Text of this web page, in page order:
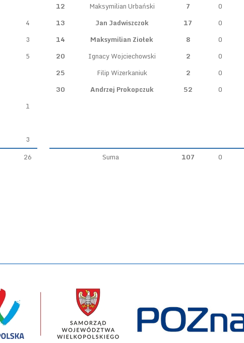
4
3
5
1
3
26
12
Maksymilian Urbański 7 0
13
Jan Jadwiszczok 17 0
14
Maksymilian Ziołek 8 0
20
Ignacy Wojciechowski 2 0
25
Filip Wizerkaniuk 2 0
30
Andrzej Prokopczuk 52 0
Suma 107 0